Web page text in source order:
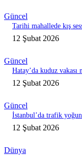
Güncel
Tarihi mahallede kış
12 Şubat 2026
Güncel
Hatay’da kuduz vakası
12 Şubat 2026
Güncel
İstanbul’da trafik
12 Şubat 2026
Dünya